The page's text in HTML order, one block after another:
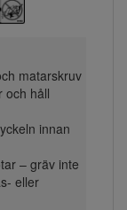
matarskruv
och håll
innan
– gräv inte
eller